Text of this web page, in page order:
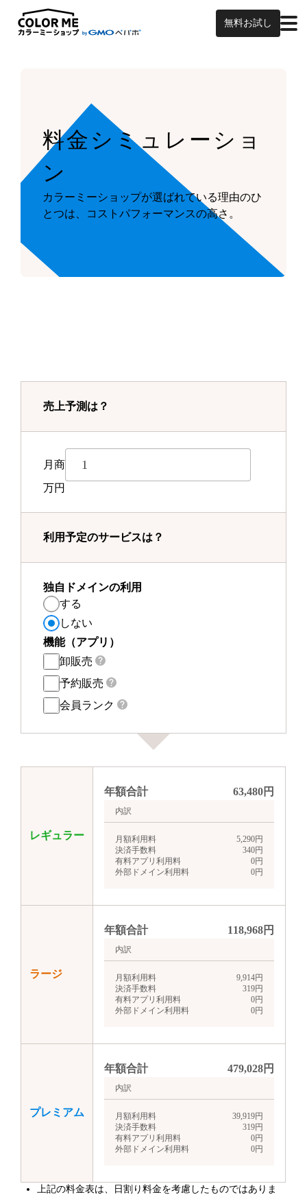
無料お試し
料金シミュレーショ
ン
カラーミーショップが選ばれている理由のひ
とつは、 コストパフォーマンスの高さ。
売上予測は？
月商
万円
利用予定のサービスは？
独自ドメインの利用
する
しない
機能（アプリ）
卸販売
予約販売
会員ランク
レギュラー
年額合計 63,480円
内訳
月額利用料 5,290円
決済手数料
340円
有料アプリ利用料
0円
外部ドメイン利用料
0円
ラージ
年額合計 118,968円
内訳
月額利用料 9,914円
決済手数料
319円
有料アプリ利用料
0円
外部ドメイン利用料
0円
プレミアム
年額合計 479,028円
内訳
月額利用料 39,919円
決済手数料
319円
有料アプリ利用料
0円
外部ドメイン利用料
0円
上記の料金表は、日割り料金を考慮したものではありま